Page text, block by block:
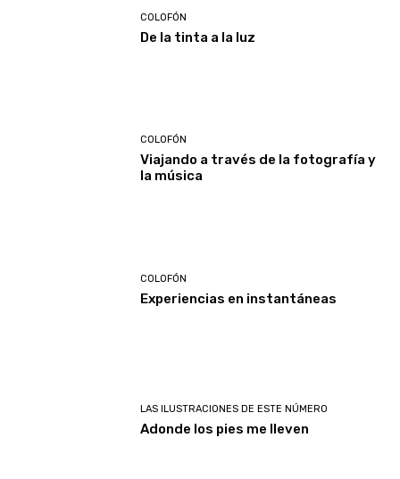
COLOFÓN
De la tinta a la luz
COLOFÓN
Viajando a través de la fotografía y
la música
COLOFÓN
Experiencias en instantáneas
LAS ILUSTRACIONES DE ESTE NÚMERO
Adonde los pies me lleven